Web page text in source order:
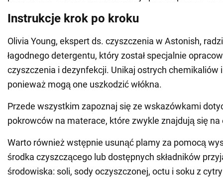
Instrukcje krok po kroku
Olivia Young, ekspert ds. czyszczenia w Astonish,
łagodnego detergentu, który został specjalnie
czyszczenia i dezynfekcji. Unikaj ostrych chemikaliów
ponieważ mogą one uszkodzić włókna.
Przede wszystkim zapoznaj się ze wskazówkami
pokrowców na materace, które zwykle znajdują się
Warto również wstępnie usunąć plamy za pomocą
środka czyszczącego lub dostępnych składników
środowiska: soli, sody oczyszczonej, octu i soku z